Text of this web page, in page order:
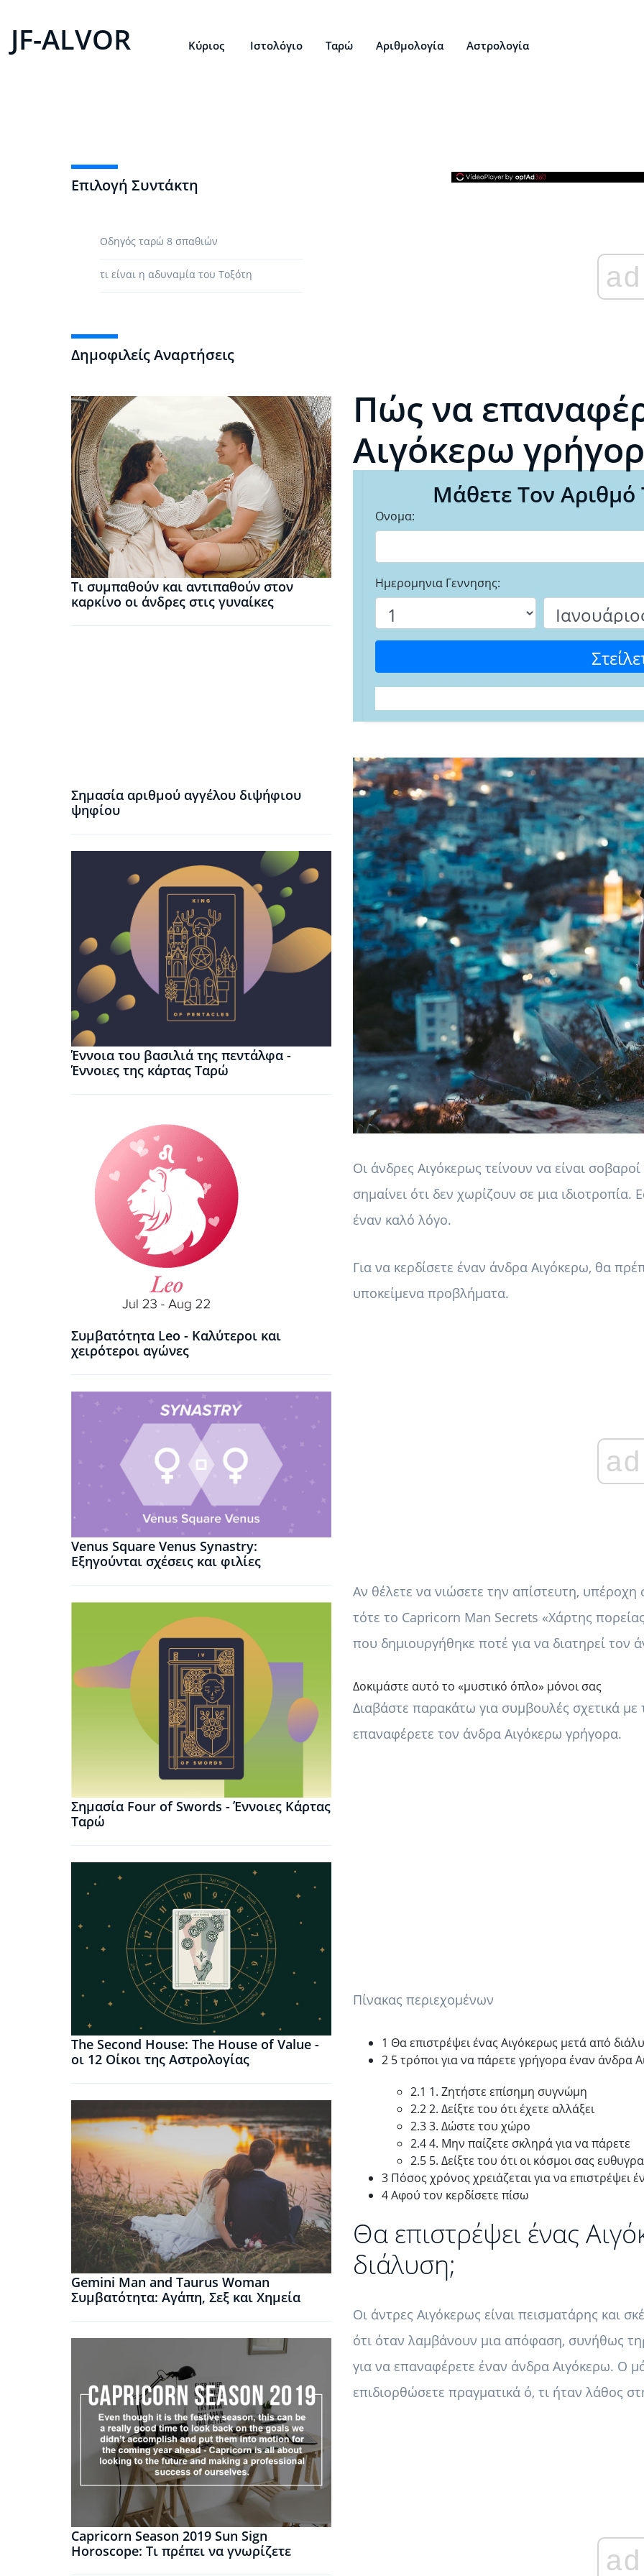
JF-ALVOR Κύριος Ιστολόγιο Ταρώ Αριθμολογία Αστρολογία
Επιλογή Συντάκτη
Οδηγός ταρώ 8 σπαθιών
τι είναι η αδυναμία του Τοξότη
Δημοφιλείς Αναρτήσεις
Τι συμπαθούν και αντιπαθούν στον
καρκίνο οι άνδρες στις γυναίκες
Σημασία αριθμού αγγέλου διψήφιου
ψηφίου
Έννοια του βασιλιά της πεντάλφα -
Έννοιες της κάρτας Ταρώ
Συμβατότητα Leo - Καλύτεροι και
χειρότεροι αγώνες
Venus Square Venus Synastry:
Εξηγούνται σχέσεις και φιλίες
Σημασία Four of Swords - Έννοιες Κάρτας
Ταρώ
The Second House: The House of Value -
οι 12 Οίκοι της Αστρολογίας
Gemini Man and Taurus Woman
Συμβατότητα: Αγάπη, Σεξ και Χημεία
Capricorn Season 2019 Sun Sign
Horoscope: Τι πρέπει να γνωρίζετε
ad
Πώς να
Αιγόκερω
Μάθετε Τον Αριθμό
Ονομα:
Ημερομηνια Γεννησης:
Οι άνδρες Αιγόκερως τείνουν να είναι
σημαίνει ότι δεν χωρίζουν σε μια
έναν καλό λόγο.
Για να κερδίσετε έναν άνδρα Αιγόκερω, θα
υποκείμενα προβλήματα.
ad
Αν θέλετε να νιώσετε την απίστευτη,
τότε το Capricorn Man Secrets «Χάρτης
που δημιουργήθηκε ποτέ για να διατηρεί τον
Δοκιμάστε αυτό το «μυστικό όπλο» μόνοι σας
Διαβάστε παρακάτω για συμβουλές σχετικά με
επαναφέρετε τον άνδρα Αιγόκερω γρήγορα.
Πίνακας περιεχομένων
1 Θα επιστρέψει ένας Αιγόκερως μετά από
2 5 τρόποι για να πάρετε γρήγορα έναν άνδρα
2.1 1. Ζητήστε επίσημη συγνώμη
2.2 2. Δείξτε του ότι έχετε αλλάξει
2.3 3. Δώστε του χώρο
2.4 4. Μην παίζετε σκληρά για να πάρετε
2.5 5. Δείξτε του ότι οι κόσμοι σας
3 Πόσος χρόνος χρειάζεται για να επιστρέψει
4 Αφού τον κερδίσετε πίσω
Θα επιστρέψει ένας
διάλυση;
Οι άντρες Αιγόκερως είναι πεισματάρης και
ότι όταν λαμβάνουν μια απόφαση, συνήθως
για να επαναφέρετε έναν άνδρα Αιγόκερω. Ο
επιδιορθώσετε πραγματικά ό, τι ήταν λάθος
ad